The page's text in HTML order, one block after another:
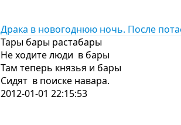
Драка в новогоднюю ночь. После
Тары бары растабары
Не ходите люди в бары
Там теперь князья и бары
Сидят в поиске навара.
2012-01-01 22:15:53